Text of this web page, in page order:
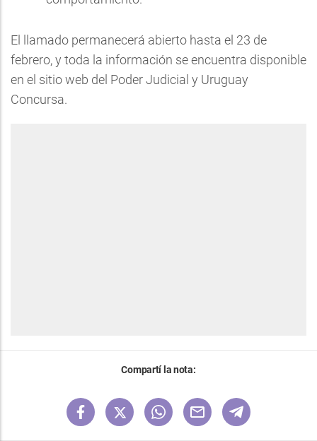
El llamado permanecerá abierto hasta el 23 de
febrero, y toda la información se encuentra disponible
en el sitio web del Poder Judicial y Uruguay
Concursa.
Compartí la nota: